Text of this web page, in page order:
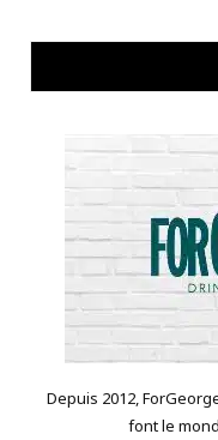
Depuis 2012,
font le